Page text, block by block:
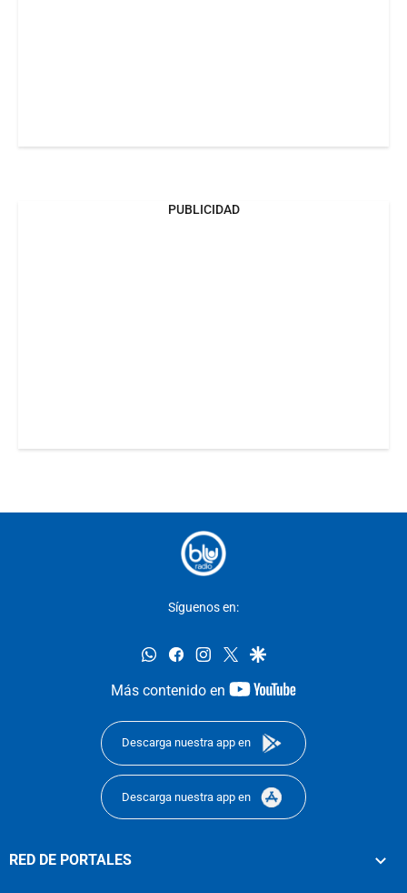
PUBLICIDAD
Síguenos en:
whatsappfacebookinstagram
twittergoogle
Más contenido en
youtube-
Descarga nuestra app en
Descarga nuestra app en
RED DE PORTALES